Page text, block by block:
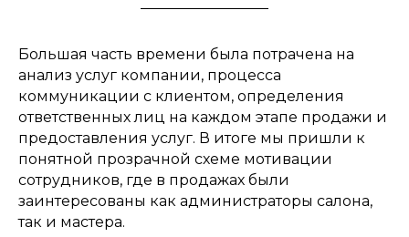
Большая часть времени была потрачена на
анализ услуг компании, процесса
коммуникации с клиентом, определения
ответственных лиц на каждом этапе продажи и
предоставления услуг. В итоге мы пришли к
понятной прозрачной схеме мотивации
сотрудников, где в продажах были
заинтересованы как администраторы салона,
так и мастера.